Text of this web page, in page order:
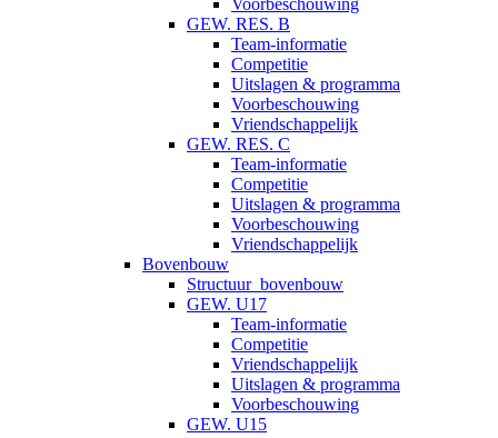
Voorbeschouwing
GEW. RES. B
Team-informatie
Competitie
Uitslagen & programma
Voorbeschouwing
Vriendschappelijk
GEW. RES. C
Team-informatie
Competitie
Uitslagen & programma
Voorbeschouwing
Vriendschappelijk
Bovenbouw
Structuur_bovenbouw
GEW. U17
Team-informatie
Competitie
Vriendschappelijk
Uitslagen & programma
Voorbeschouwing
GEW. U15